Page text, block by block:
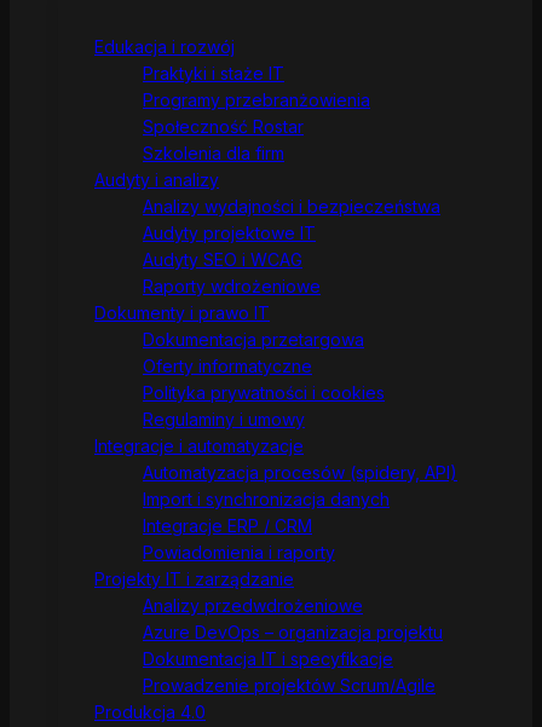
Edukacja i rozwój
Praktyki i staże IT
Programy przebranżowienia
Społeczność Rostar
Szkolenia dla firm
Audyty i analizy
Analizy wydajności i bezpieczeństwa
Audyty projektowe IT
Audyty SEO i WCAG
Raporty wdrożeniowe
Dokumenty i prawo IT
Dokumentacja przetargowa
Oferty informatyczne
Polityka prywatności i cookies
Regulaminy i umowy
Integracje i automatyzacje
Automatyzacja procesów (spidery, API)
Import i synchronizacja danych
Integracje ERP / CRM
Powiadomienia i raporty
Projekty IT i zarządzanie
Analizy przedwdrożeniowe
Azure DevOps – organizacja projektu
Dokumentacja IT i specyfikacje
Prowadzenie projektów Scrum/Agile
Produkcja 4.0